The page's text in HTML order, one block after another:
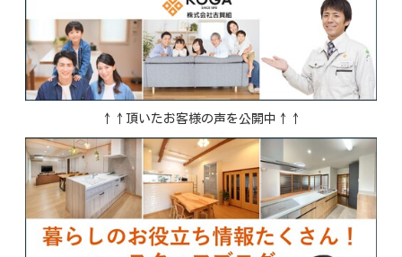
↑↑頂いたお客様の声を公開中↑↑